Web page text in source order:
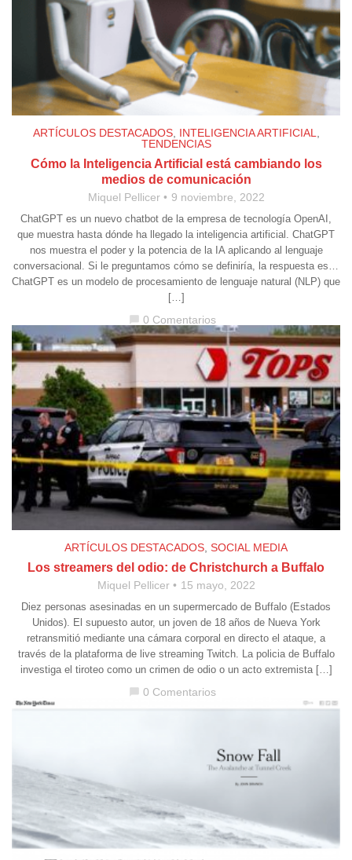
ARTÍCULOS DESTACADOS, INTELIGENCIA ARTIFICIAL
TENDENCIAS
Cómo la Inteligencia Artificial está cambiando los
medios de comunicación
Miquel Pellicer 9 noviembre, 2022
ChatGPT es un nuevo chatbot de la empresa de tecnología OpenAI,
que muestra hasta dónde ha llegado la inteligencia artificial. ChatGPT
nos muestra el poder y la potencia de la IA aplicando al lenguaje
conversacional. Si le preguntamos cómo se definiría, la respuesta es…
ChatGPT es un modelo de procesamiento de lenguaje natural (NLP) que
[…]
0 Comentarios
ARTÍCULOS DESTACADOS SOCIAL MEDIA
Los streamers del odio: de Christchurch a Buffalo
Miquel Pellicer 15 mayo, 2022
Diez personas asesinadas en un supermercado de Buffalo (Estados
Unidos). El supuesto autor, un joven de 18 años de Nueva York
retransmitió mediante una cámara corporal en directo el ataque, a
través de la plataforma de live streaming Twitch. La policia de Buffalo
investiga el tiroteo como un crimen de odio o un acto extremista […]
chat_bubble 0 Comentarios